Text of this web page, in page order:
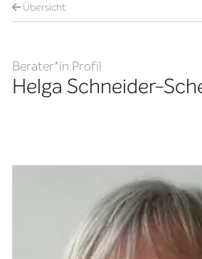
Übersicht
Berater*in Profil
Helga Schneider-